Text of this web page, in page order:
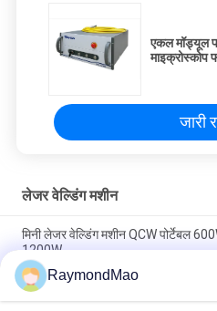
एकल मॉड्यूल
माइक्रोस्कोप
जारी
लेजर वेल्डिंग मशीन
मिनी लेजर वेल्डिंग मशीन QCW पोर्टेबल
1200W
हाथ लेजर वेल्डिंग मशीन एल्यूमीनियम प्लेट
मैनुअल वेल्डर
RaymondMao